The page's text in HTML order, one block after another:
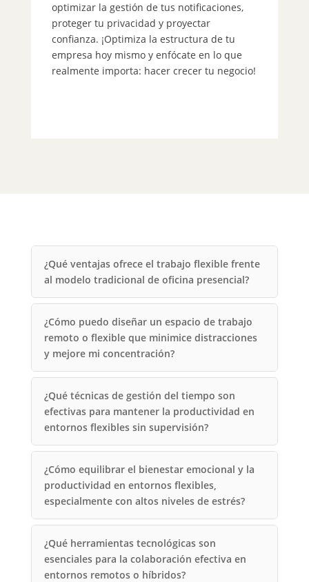
optimizar la gestión de tus notificaciones,
proteger tu privacidad y proyectar
confianza. ¡Optimiza la estructura de tu
empresa hoy mismo y enfócate en lo que
realmente importa: hacer crecer tu negocio!
¿Qué ventajas ofrece el trabajo flexible frente
al modelo tradicional de oficina presencial?
¿Cómo puedo diseñar un espacio de trabajo
remoto o flexible que minimice distracciones
y mejore mi concentración?
¿Qué técnicas de gestión del tiempo son
efectivas para mantener la productividad en
entornos flexibles sin supervisión?
¿Cómo equilibrar el bienestar emocional y la
productividad en entornos flexibles,
especialmente con altos niveles de estrés?
¿Qué herramientas tecnológicas son
esenciales para la colaboración efectiva en
entornos remotos o híbridos?